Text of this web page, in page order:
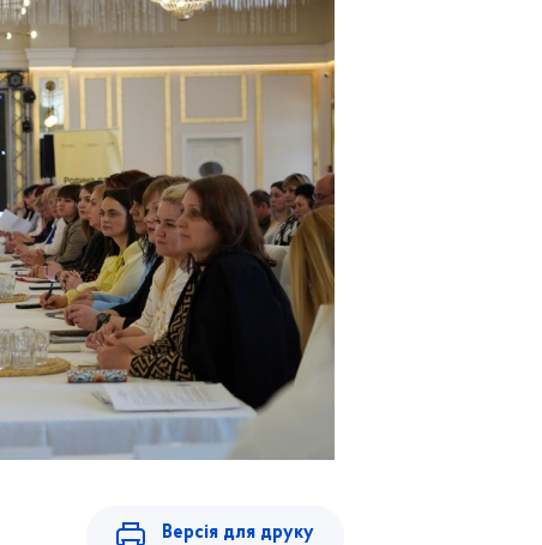
Версія для друку